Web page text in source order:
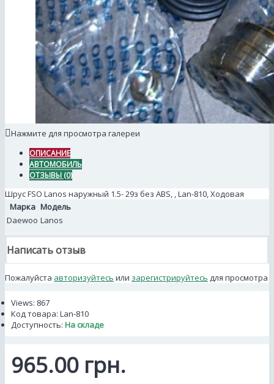
Нажмите для просмотра галереи
ОПИСАНИЕ
АВТОМОБИЛЬ
ОТЗЫВЫ (0)
Шрус FSO Lanos наружный 1.5- 29з без АВS, , Lan-810, Ходовая
Марка Модель
Daewoo Lanos
Написать отзыв
Пожалуйста авторизуйтесь или зарегистрируйтесь для просмотра
Views: 867
Код товара: Lan-810
Доступность: На складе
965.00 грн.